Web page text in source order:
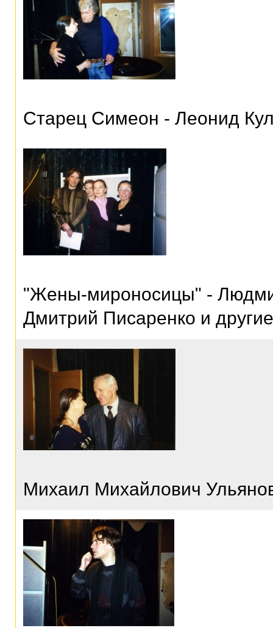
Старец Симеон - Леонид
"Жены-мироносицы" -
Дмитрий Писаренко и другие
Михаил Михайлович